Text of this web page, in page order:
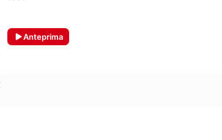
Anteprima